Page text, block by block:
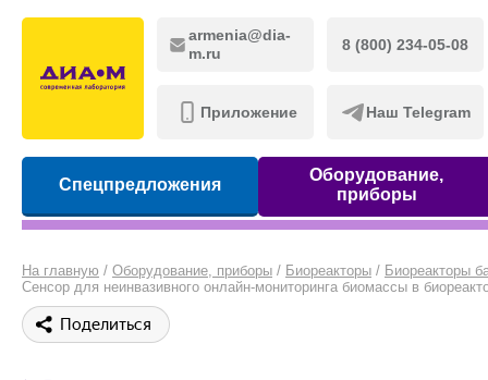
armenia@dia-
m.ru
8 (800) 234-05-08
Приложение Наш Telegram
Спецпредложения
Оборудование,
приборы
На главную / Оборудование, приборы / Биореакторы / Биореакторы
Сенсор для неинвазивного онлайн-мониторинга биомассы в
Поделиться